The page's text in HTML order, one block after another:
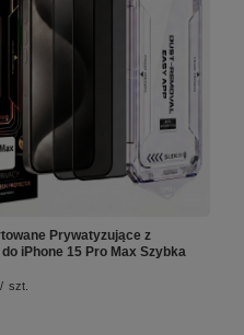
Prywatyzujące z
iPhone 15 Pro Max Szybka
/ szt.